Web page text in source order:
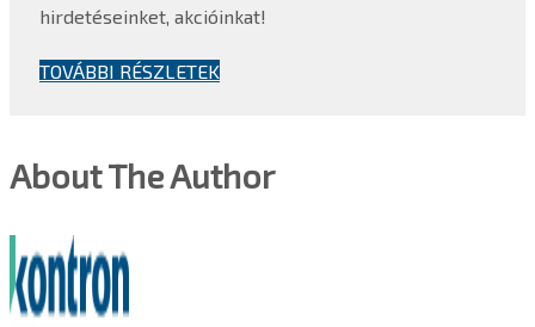
hirdetéseinket, akcióinkat!
TOVÁBBI RÉSZLETEK
About The Author